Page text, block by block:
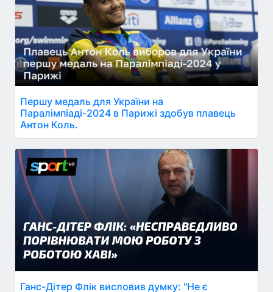
Першу медаль для України на
Паралімпіаді-2024 в Парижі здобув плавець
Антон Коль.
Ганс-Дітер Флік висловив думку: "Не є